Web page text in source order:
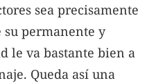
sea precisamente
permanente y
le va bastante bien a
Queda así una